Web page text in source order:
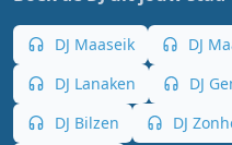
DJ Maaseik DJ
DJ Lanaken
DJ
DJ Bilzen
DJ